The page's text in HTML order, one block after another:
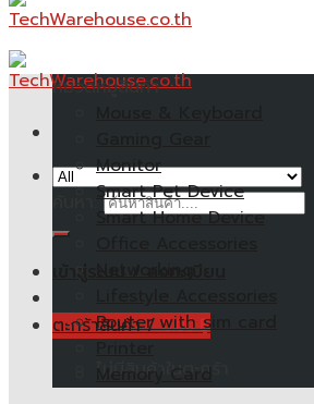
ตะกร้าสินค้า /0.00฿
ไม่มีสินค้าในตะกร้า
หมวดหมู่สินค้า
Monitor
Smart Pet Device
Smart Home Device
Router with sim card
Memory Card